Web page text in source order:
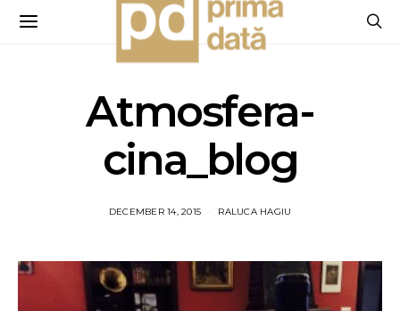
Atmosfera-
cina_blog
DECEMBER 14, 2015 RALUCA HAGIU